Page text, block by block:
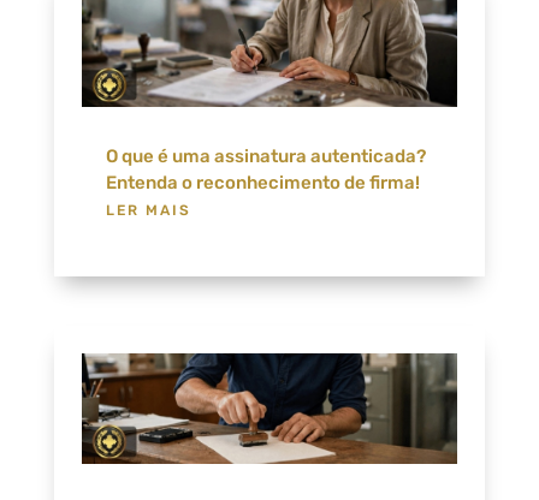
O que é uma assinatura autenticada?
Entenda o reconhecimento de firma!
LER MAIS